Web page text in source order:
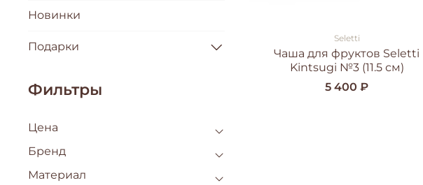
Seletti
Чаша для фруктов Seletti
Kintsugi №3 (11.5 см)
5 400 ₽
Новинки
Подарки
Фильтры
Цена
Бренд
Материал